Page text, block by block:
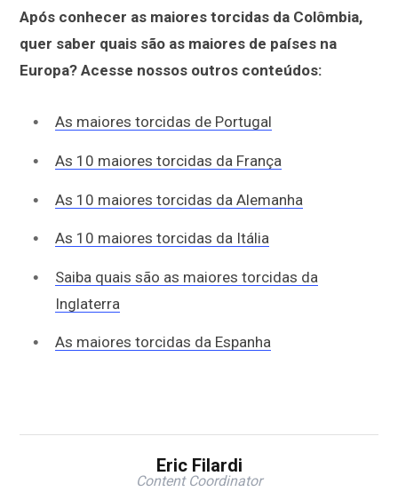
Após conhecer as maiores torcidas da Colômbia,
quer saber quais são as maiores de países na
Europa? Acesse nossos outros conteúdos:
As maiores torcidas de Portugal
As 10 maiores torcidas da França
As 10 maiores torcidas da Alemanha
As 10 maiores torcidas da Itália
Saiba quais são as maiores torcidas da
Inglaterra
As maiores torcidas da Espanha
Eric Filardi
Content Coordinator